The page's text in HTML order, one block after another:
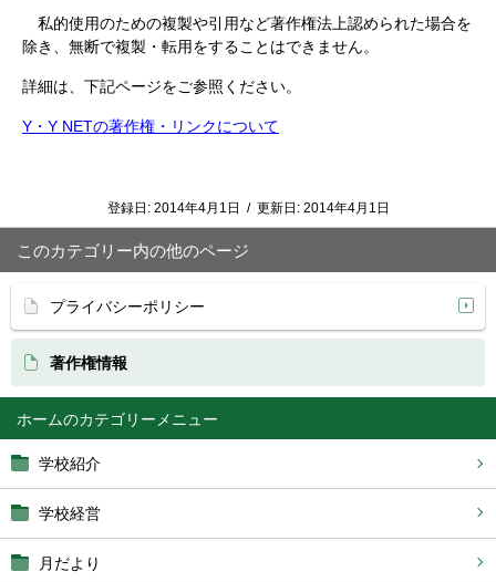
ホーム
学校紹介
学校経営
月だより
私的使用のための複製や引用など著作権法上認められた場合を
除き、無断で複製・転用をすることはできません。
詳細は、下記ページをご参照ください。
Y・Y NETの著作権・リンクについて
登録日: 2014年4月1日 / 更新日: 2014年4月1日
このカテゴリー内の他のページ
プライバシーポリシー
著作権情報